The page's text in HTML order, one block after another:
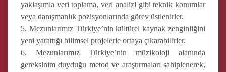
yaklaşımla veri toplama, veri analizi gibi teknik konumlar
veya danışmanlık pozisyonlarında görev üstlenirler.
5. Mezunlarımız Türkiye’nin kültürel kaynak zenginliğini
yeni yarattığı bilimsel projelerle ortaya çıkarabilirler.
6. Mezunlarımız Türkiye’nin müzikoloji alanında
gereksinim duyduğu metod ve araştırmaları sahiplenerek,